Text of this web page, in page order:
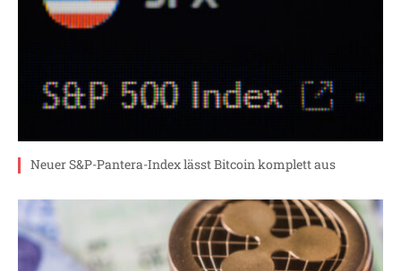
Neuer S&P-Pantera-Index lässt Bitcoin komplett aus